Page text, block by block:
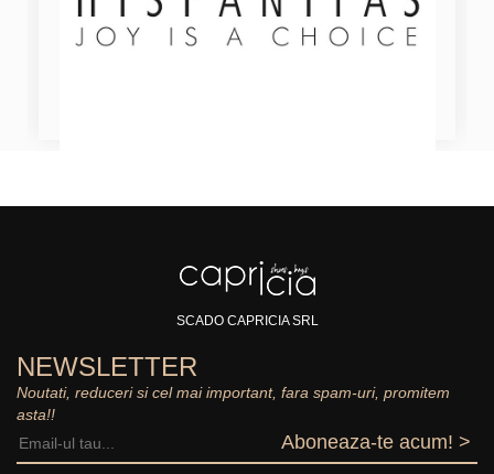
SCADO CAPRICIA SRL
NEWSLETTER
Noutati, reduceri si cel mai important, fara spam-uri, promitem
asta!!
Aboneaza-te acum! >